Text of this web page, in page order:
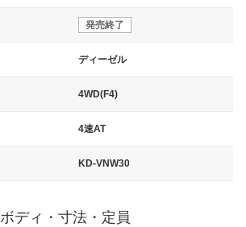
発売終了
ディーゼル
4WD(F4)
4速AT
KD-VNW30
ボディ・寸法・定員